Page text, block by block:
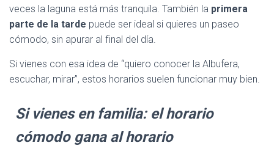
veces la laguna está más tranquila. También la primera
parte de la tarde puede ser ideal si quieres un paseo
cómodo, sin apurar al final del día.
Si vienes con esa idea de “quiero conocer la Albufera,
escuchar, mirar”, estos horarios suelen funcionar muy bien.
Si vienes en familia: el horario
cómodo gana al horario